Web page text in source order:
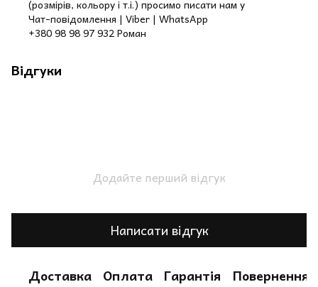
(розмірів, кольору і т.і.) просимо писати нам у
Чат-повідомлення | Viber | WhatsApp
+380 98 98 97 932 Роман
Відгуки
Додайте перший відгук
Написати відгук
Доставка Оплата Гарантія
Повернення